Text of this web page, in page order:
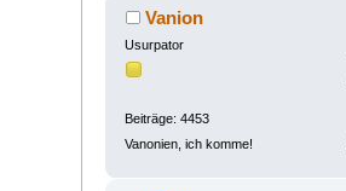
Vanion
Usurpator
Beiträge: 4453
Vanonien, ich komme!